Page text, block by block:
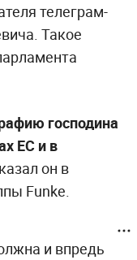
телеграм-
Такое
господина
ЕС и в
он в
Funke.
и впредь